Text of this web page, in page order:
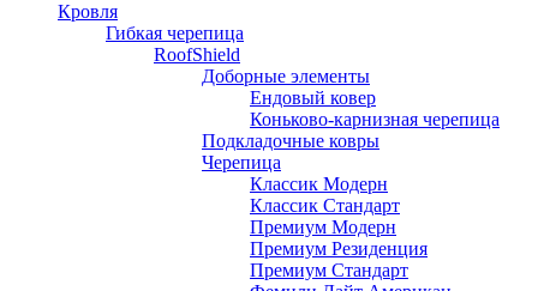
Кровля
Гибкая черепица
RoofShield
Доборные элементы
Ендовый ковер
Коньково-карнизная черепица
Подкладочные ковры
Черепица
Классик Модерн
Классик Стандарт
Премиум Модерн
Премиум Резиденция
Премиум Стандарт